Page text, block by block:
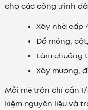
cho các công trình
Xây nhà cấp
Đổ móng,
Làm chuồng
Xây mương,
Mỗi mẻ trộn chỉ cần
kiệm nguyên liệu và